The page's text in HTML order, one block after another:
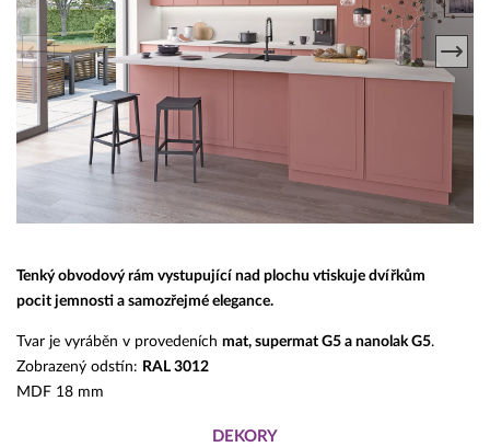
Tenký obvodový rám vystupující nad plochu vtiskuje dvířkům
pocit jemnosti a samozřejmé elegance.
Tvar je vyráběn v provedeních mat, supermat G5 a nanolak G5.
Zobrazený odstín: RAL 3012
MDF 18 mm
DEKORY